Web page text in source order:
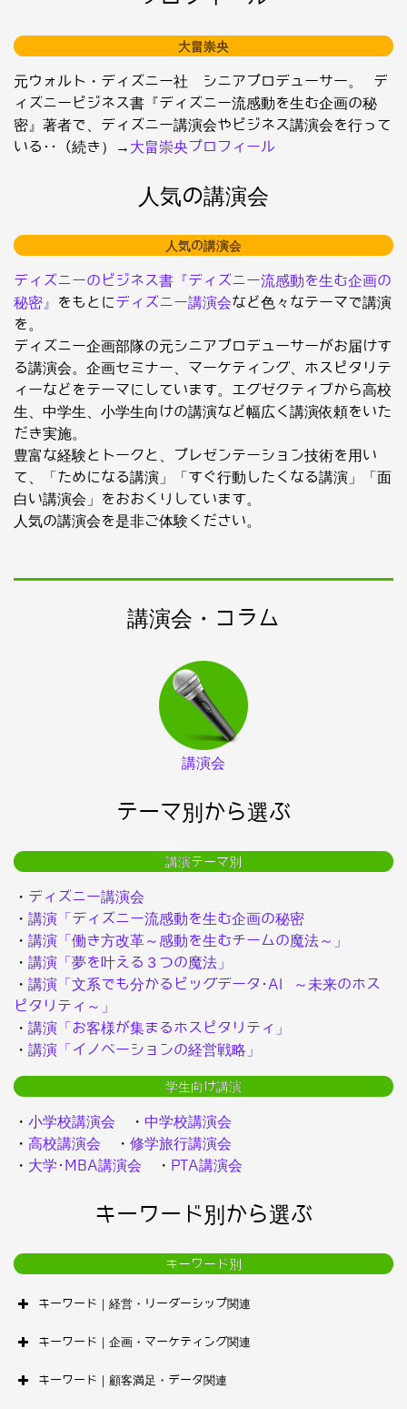
大畠崇央
元ウォルト・ディズニー社 シニアプロデューサー。 デ
ィズニービジネス書『ディズニー流感動を生む企画の秘
密』著者で、ディズニー講演会やビジネス講演会を行って
いる･･（続き）→ 大畠崇央プロフィール
人気の講演会
人気の講演会
ディズニーのビジネス書『ディズニー流感動を生む企画の
秘密』
をもとにディズニー講演会など色々なテーマで講演
を。
ディズニー企画部隊の元シニアプロデューサーがお届けす
る講演会。企画セミナー、マーケティング、ホスピタリテ
ィーなどをテーマにしています。エグゼクティブから高校
生、中学生、小学生向けの講演など幅広く講演依頼をいた
だき実施。
豊富な経験とトークと、プレゼンテーション技術を用い
て、「ためになる講演」「すぐ行動したくなる講演」「面
白い講演会」をおおくりしています。
人気の講演会を是非ご体験ください。
講演会・コラム
講演会
テーマ別から選ぶ
講演テーマ別
・ ディズニー講演会
・ 講演「ディズニー流感動を生む企画の秘密
・ 講演「働き方改革～感動を生むチームの魔法～」
・ 講演「夢を叶える３つの魔法」
・ 講演「文系でも分かるビッグデータ･AI ～未来のホス
ピタリティ～」
・ 講演「お客様が集まるホスピタリティ」
・ 講演「イノベーションの経営戦略」
学生向け講演
・ 小学校講演会 ・ 中学校講演会
・ 高校講演会 ・ 修学旅行講演会
・ 大学･MBA講演会 ・ PTA講演会
キーワード別から選ぶ
キーワード別
キーワード｜経営・リーダーシップ関連
キーワード｜企画・マーケティング関連
キーワード｜顧客満足・データ関連